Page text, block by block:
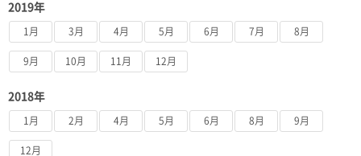
2019年
1月 3月 4月 5月 6月 7月 8月
9月 10月 11月 12月
2018年
1月 2月 4月 5月 6月 8月 9月
12月